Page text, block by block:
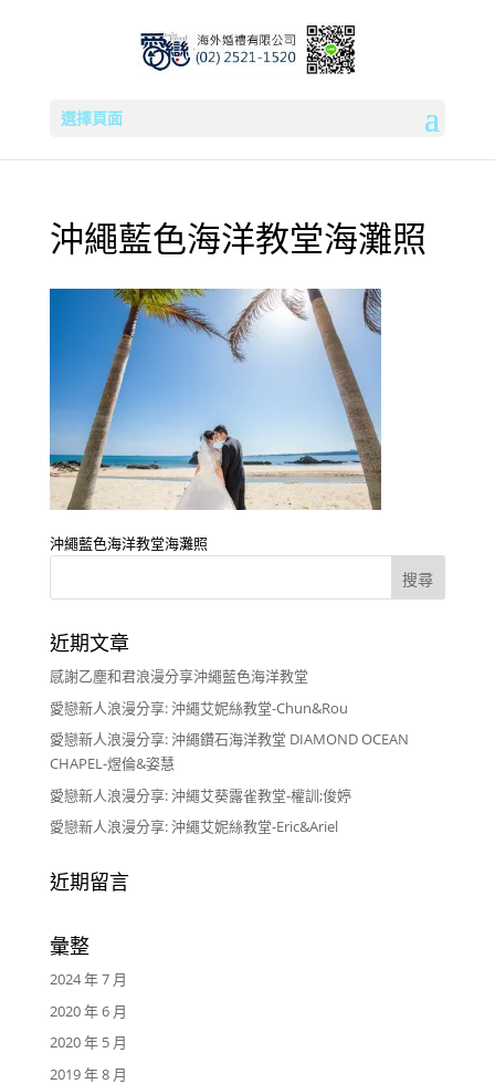
選擇頁面
沖繩藍色海洋教堂海灘照
沖繩藍色海洋教堂海灘照
近期文章
感謝乙塵和君浪漫分享沖繩藍色海洋教堂
愛戀新人浪漫分享: 沖繩艾妮絲教堂-Chun&Rou
愛戀新人浪漫分享: 沖繩鑽石海洋教堂 DIAMOND OCEAN
CHAPEL-煜倫&姿慧
愛戀新人浪漫分享: 沖繩艾葵露雀教堂-權訓;俊婷
愛戀新人浪漫分享: 沖繩艾妮絲教堂-Eric&Ariel
近期留言
彙整
2024 年 7 月
2020 年 6 月
2020 年 5 月
2019 年 8 月